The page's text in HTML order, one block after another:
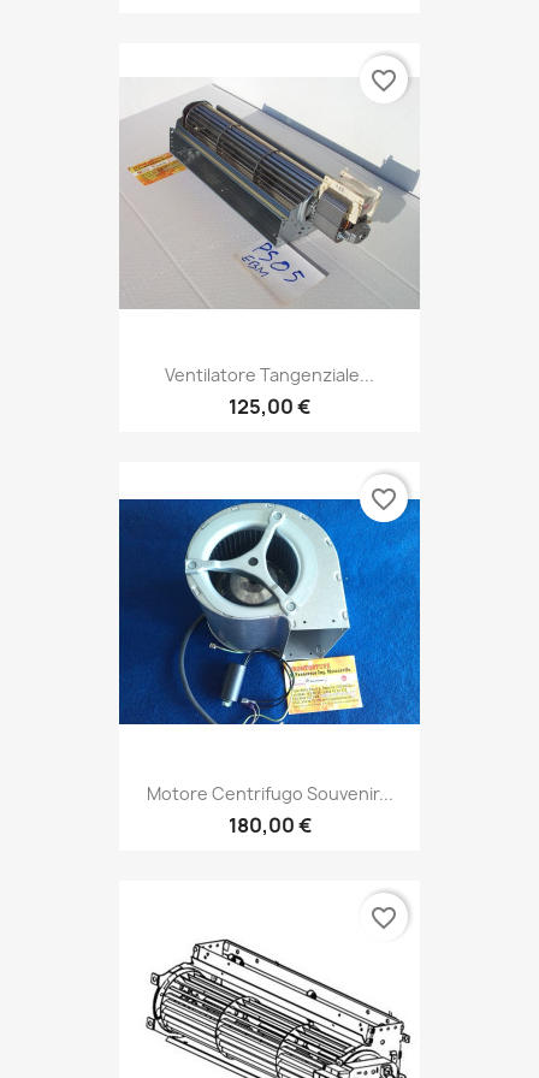
Ventilatore Tangenziale...
125,00 €
favorite_border
Motore Centrifugo Souvenir...
180,00 €
favorite_border
favorite_border